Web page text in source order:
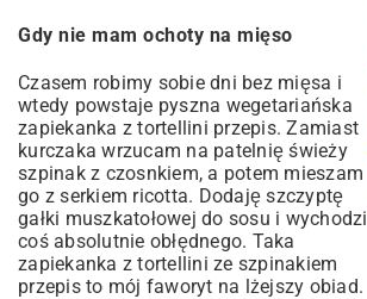
Gdy nie mam ochoty na mięso
Czasem robimy sobie dni bez mięsa i
wtedy powstaje pyszna wegetariańska
zapiekanka z tortellini przepis. Zamiast
kurczaka wrzucam na patelnię świeży
szpinak z czosnkiem, a potem mieszam
go z serkiem ricotta. Dodaję szczyptę
gałki muszkatołowej do sosu i wychodzi
coś absolutnie obłędnego. Taka
zapiekanka z tortellini ze szpinakiem
przepis to mój faworyt na lżejszy obiad.